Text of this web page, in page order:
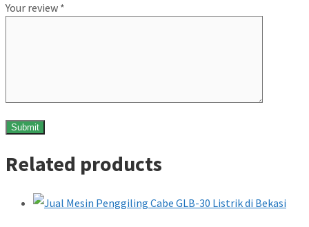
Your review *
Related products